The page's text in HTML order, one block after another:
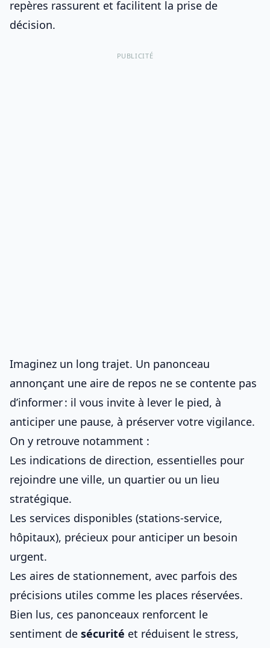
repères rassurent et facilitent la prise de
décision.
PUBLICITÉ
Imaginez un long trajet. Un panonceau
annonçant une aire de repos ne se contente pas
d’informer : il vous invite à lever le pied, à
anticiper une pause, à préserver votre vigilance.
On y retrouve notamment :
Les indications de direction, essentielles pour
rejoindre une ville, un quartier ou un lieu
stratégique.
Les services disponibles (stations-service,
hôpitaux), précieux pour anticiper un besoin
urgent.
Les aires de stationnement, avec parfois des
précisions utiles comme les places réservées.
Bien lus, ces panonceaux renforcent le
sentiment de sécurité et réduisent le stress,